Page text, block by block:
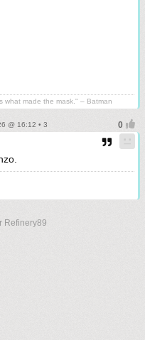
made the mask." – Batman
@ 16:12 • 3
Refinery89